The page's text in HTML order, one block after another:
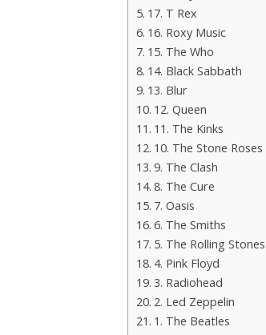
17. T Rex
16. Roxy Music
15. The Who
14. Black Sabbath
13. Blur
12. Queen
11. The Kinks
10. The Stone Roses
9. The Clash
8. The Cure
7. Oasis
6. The Smiths
5. The Rolling Stones
4. Pink Floyd
3. Radiohead
2. Led Zeppelin
1. The Beatles